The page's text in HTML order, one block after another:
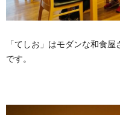
「てしお」はモダンな和食
です。